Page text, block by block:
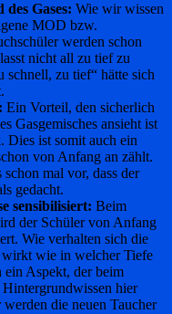
Gases: Wie wir wissen
MOD bzw.
werden schon
nicht all zu tief zu
schnell, zu tief“ hätte sich
Ein Vorteil, den sicherlich
Gasgemisches ansieht ist
Dies ist somit auch ein
von Anfang an zählt.
mal vor, dass der
gedacht.
sensibilisiert: Beim
der Schüler von Anfang
Wie verhalten sich die
wirkt wie in welcher Tiefe
Aspekt, der beim
hier
die neuen Taucher